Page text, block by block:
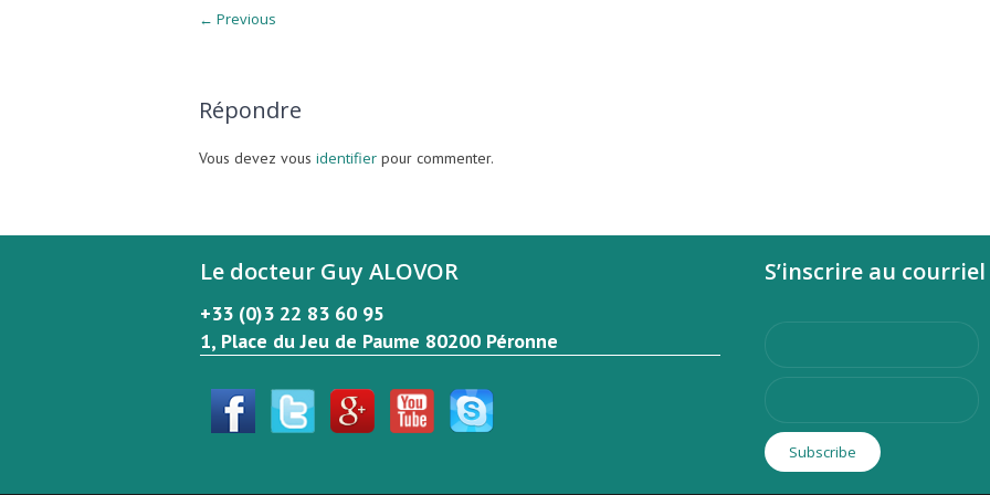
← Previous
Répondre
Vous devez vous identifier pour commenter.
Le docteur Guy ALOVOR
+33 (0)3 22 83 60 95
1, Place du Jeu de Paume 80200 Péronne
S’inscrire au courriel